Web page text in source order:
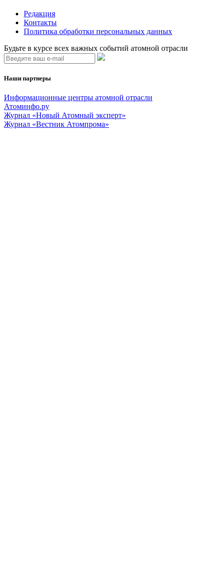
Редакция
Контакты
Политика обработки персональных данных
Будьте в курсе всех важных событий атомной отрасли
Наши партнеры
Информационные центры атомной отрасли
Атоминфо.ру
Журнал «Новый Атомный эксперт»
Журнал «Вестник Атомпрома»